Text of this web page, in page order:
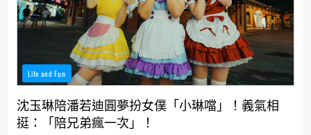
Life and Fun
沈玉琳陪潘若迪圓夢扮女僕「小琳噹」！義氣相
挺：「陪兄弟瘋一次」！